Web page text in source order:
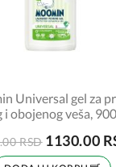
Universal gel za
i obojenog veša,
RSD 1130.00